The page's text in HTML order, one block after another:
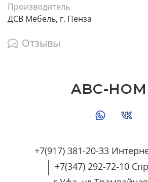
Производитель
ДСВ Мебель, г. Пенза
Отзывы
+7(917) 381-20-33
+7(347) 292-72-10
ABC-